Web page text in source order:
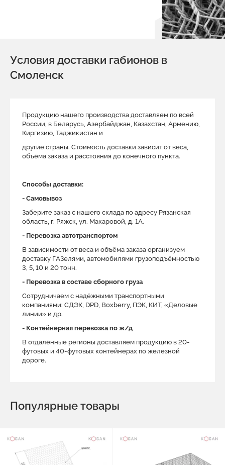
Условия доставки габионов в
Смоленск
Продукцию нашего производства доставляем по всей
России, в Беларусь, Азербайджан, Казахстан, Армению,
Киргизию, Таджикистан и
другие страны. Стоимость доставки зависит от веса,
объёма заказа и расстояния до конечного пункта.
Способы доставки:
- Самовывоз
Заберите заказ с нашего склада по адресу Рязанская
область, г. Ряжск, ул. Макаровой, д. 1A.
- Перевозка автотранспортом
В зависимости от веса и объёма заказа организуем
доставку ГАЗелями, автомобилями грузоподъёмностью
3, 5, 10 и 20 тонн.
- Перевозка в составе сборного груза
Сотрудничаем с надёжными транспортными
компаниями: СДЭК, DPD, Boxberry, ПЭК, КИТ, «Деловые
линии» и др.
- Контейнерная перевозка по ж/д
В отдалённые регионы доставляем продукцию в 20-
футовых и 40-футовых контейнерах по железной
дороге.
Популярные товары